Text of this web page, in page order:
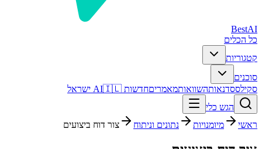
BestAI
כל הכלים
קטגוריות
סוכנים
סקילססדנאותהשוואותמאמריםחדשות AI 🇮🇱 ישראל
הגש כלי
ראשי
מיומנויות נתונים וניתוח צור דוח ביצועים